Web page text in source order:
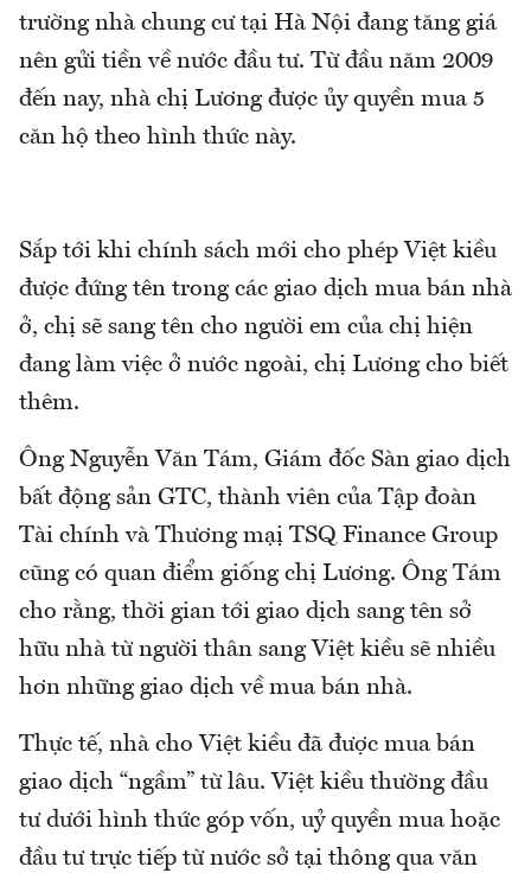
trường nhà chung cư tại Hà Nội đang tăng giá
nên gửi tiền về nước đầu tư. Từ đầu năm 2009
đến nay, nhà chị Lương được ủy quyền mua 5
căn hộ theo hình thức này.
Sắp tới khi chính sách mới cho phép Việt kiều
được đứng tên trong các giao dịch mua bán nhà
ở, chị sẽ sang tên cho người em của chị hiện
đang làm việc ở nước ngoài, chị Lương cho biết
thêm.
Ông Nguyễn Văn Tám, Giám đốc Sàn giao dịch
bất động sản GTC, thành viên của Tập đoàn
Tài chính và Thương mạị TSQ Finance Group
cũng có quan điểm giống chị Lương. Ông Tám
cho rằng, thời gian tới giao dịch sang tên sở
hữu nhà từ người thân sang Việt kiều sẽ nhiều
hơn những giao dịch về mua bán nhà.
Thực tế, nhà cho Việt kiều đã được mua bán
giao dịch “ngầm” từ lâu. Việt kiều thường đầu
tư dưới hình thức góp vốn, uỷ quyền mua hoặc
đầu tư trực tiếp từ nước sở tại thông qua văn